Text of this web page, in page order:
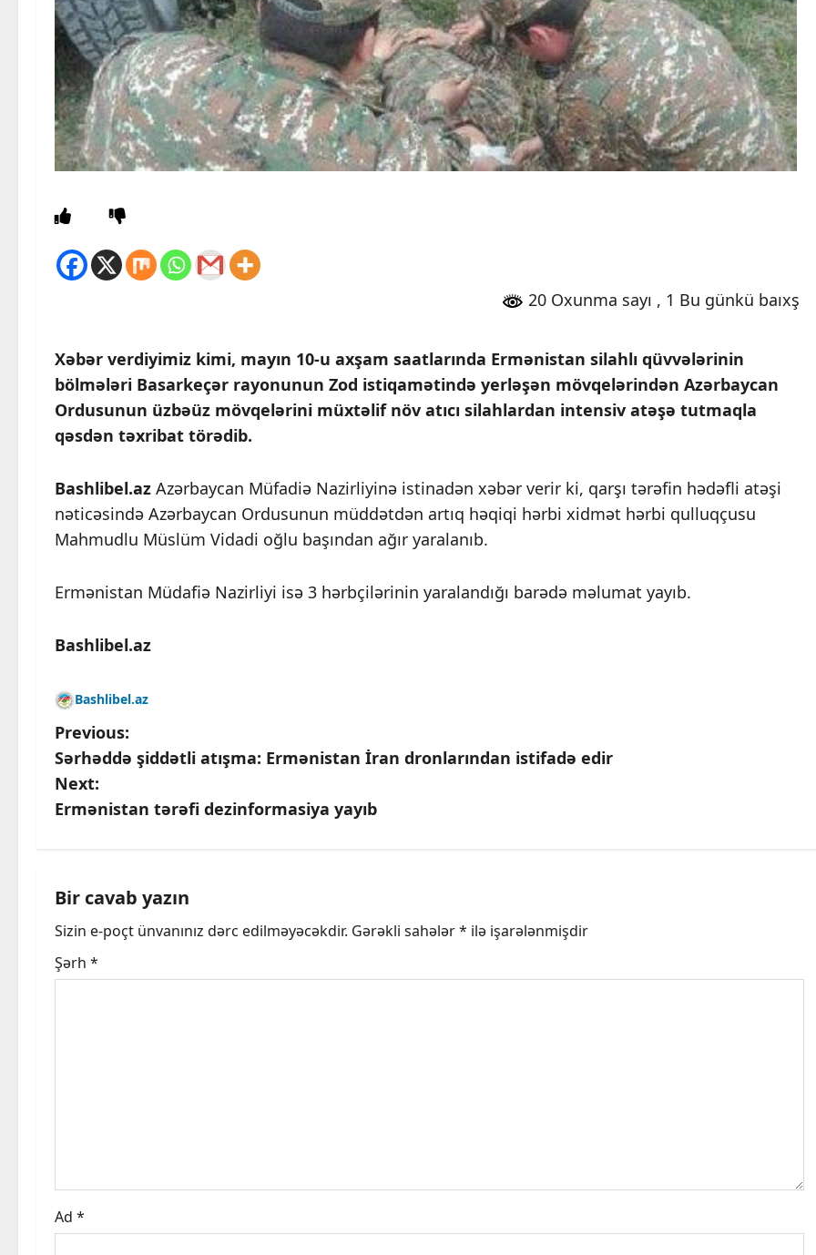
20 Oxunma sayı , 1 Bu günkü baıxş
Xəbər verdiyimiz kimi, mayın 10-u axşam saatlarında Ermənistan silahlı qüvvələrinin
bölmələri Basarkeçər rayonunun Zod istiqamətində yerləşən mövqelərindən Azərbaycan
Ordusunun üzbəüz mövqelərini müxtəlif növ atıcı silahlardan intensiv atəşə tutmaqla
qəsdən təxribat törədib.
Bashlibel.az Azərbaycan Müfadiə Nazirliyinə istinadən xəbər verir ki, qarşı tərəfin hədəfli atəşi
nəticəsində Azərbaycan Ordusunun müddətdən artıq həqiqi hərbi xidmət hərbi qulluqçusu
Mahmudlu Müslüm Vidadi oğlu başından ağır yaralanıb.
Ermənistan Müdafiə Nazirliyi isə 3 hərbçilərinin yaralandığı barədə məlumat yayıb.
Bashlibel.az
Bashlibel.az
P
o
s
n
a
v
o
n
Previous:
Sərhəddə şiddətli atışma: Ermənistan İran dronlarından istifadə edir
Next:
Ermənistan tərəfi dezinformasiya yayıb
Bir cavab yazın
Sizin e-poçt ünvanınız dərc edilməyəcəkdir. Gərəkli sahələr* ilə işarələnmişdir
Şərh *
Ad *